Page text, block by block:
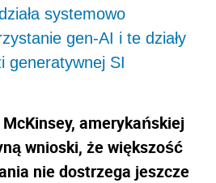
systemowo
gen-AI i te działy
generatywnej SI
amerykańskiej
wnioski, że większość
nie dostrzega jeszcze